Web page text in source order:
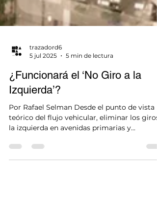
5 jul 2025
5 min de lectura
¿Funcionará el ‘No Giro a la
Izquierda’?
Por Rafael Selman Desde el punto de vista
la izquierda en avenidas primarias y...